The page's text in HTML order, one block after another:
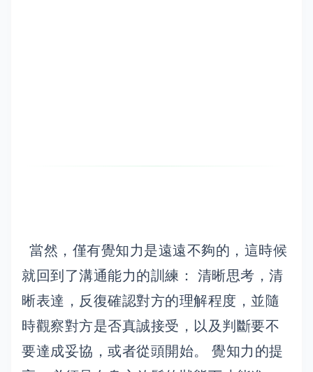
當然，僅有覺知力是遠遠不夠的，這時候
就回到了溝通能力的訓練： 清晰思考，清
晰表達，反復確認對方的理解程度，並隨
時觀察對方是否真誠接受，以及判斷要不
要達成妥協，或者從頭開始。 覺知力的提